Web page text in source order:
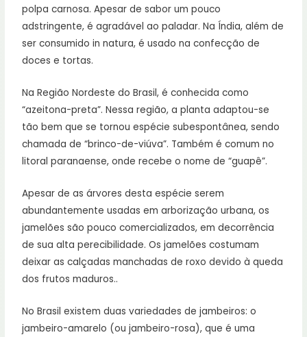
polpa carnosa. Apesar de sabor um pouco
adstringente, é agradável ao paladar. Na Índia, além de
ser consumido in natura, é usado na confecção de
doces e tortas.
Na Região Nordeste do Brasil, é conhecida como
“azeitona-preta”. Nessa região, a planta adaptou-se
tão bem que se tornou espécie subespontânea, sendo
chamada de “brinco-de-viúva”. Também é comum no
litoral paranaense, onde recebe o nome de “guapê”.
Apesar de as árvores desta espécie serem
abundantemente usadas em arborização urbana, os
jamelões são pouco comercializados, em decorrência
de sua alta perecibilidade. Os jamelões costumam
deixar as calçadas manchadas de roxo devido à queda
dos frutos maduros..
No Brasil existem duas variedades de jambeiros: o
jambeiro-amarelo (ou jambeiro-rosa), que é uma